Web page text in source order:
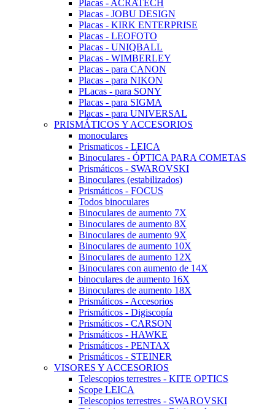
Placas - ACRATECH
Placas - JOBU DESIGN
Placas - KIRK ENTERPRISE
Placas - LEOFOTO
Placas - UNIQBALL
Placas - WIMBERLEY
Placas - para CANON
Placas - para NIKON
PLacas - para SONY
Placas - para SIGMA
Placas - para UNIVERSAL
PRISMÁTICOS Y ACCESORIOS
monoculares
Prismaticos - LEICA
Binoculares - ÓPTICA PARA COMETAS
Prismáticos - SWAROVSKI
Binoculares (estabilizados)
Prismáticos - FOCUS
Todos binoculares
Binoculares de aumento 7X
Binoculares de aumento 8X
Binoculares de aumento 9X
Binoculares de aumento 10X
Binoculares de aumento 12X
Binoculares con aumento de 14X
binoculares de aumento 16X
Binoculares de aumento 18X
Prismáticos - Accesorios
Prismáticos - Digiscopía
Prismáticos - CARSON
Prismáticos - HAWKE
Prismáticos - PENTAX
Prismáticos - STEINER
VISORES Y ACCESORIOS
Telescopios terrestres - KITE OPTICS
Scope LEICA
Telescopios terrestres - SWAROVSKI